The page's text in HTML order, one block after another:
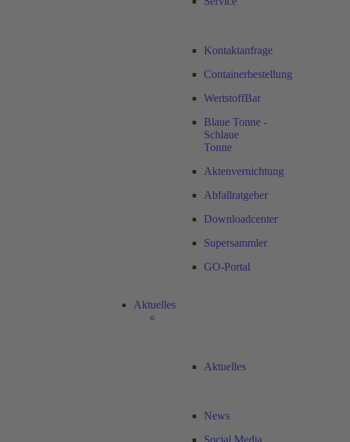
Kontaktanfrage
Containerbestellung
WertstoffBar
Blaue Tonne -
Schlaue
Tonne
Aktenvernichtung
Abfallratgeber
Downloadcenter
Supersammler
GO-Portal
Aktuelles
Aktuelles
News
Social Media